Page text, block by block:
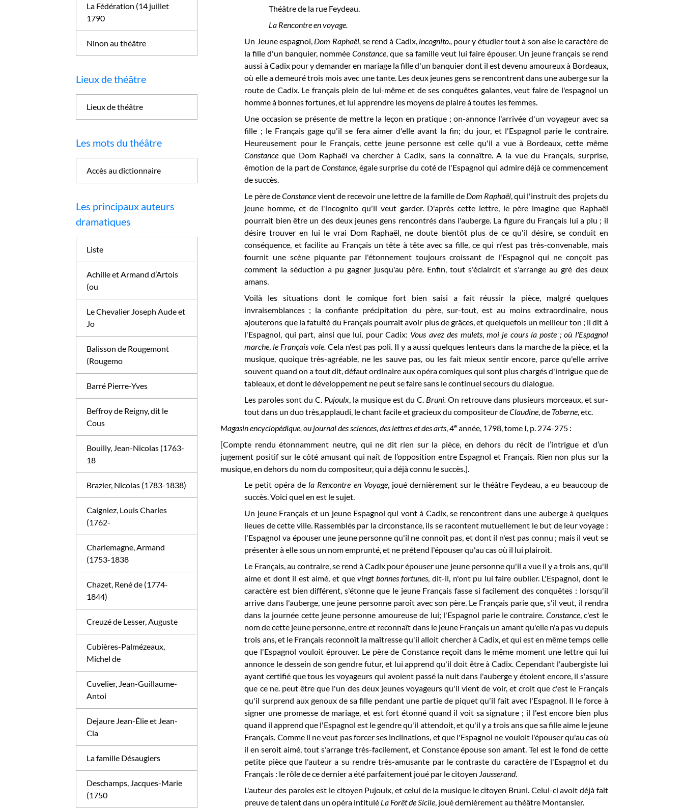
Théâtre de la rue Feydeau.
La Rencontre en voyage.
Un Jeune espagnol, Dom Raphaël,se rend à Cadix, incognito., pour y étudier tout à son aise le caractère de
la fille d'un banquier, nomméeConstance, que sa famille veut lui faire épouser. Un jeune français se rend
aussi à Cadix pour y demander en mariage la fille d'un banquier dont il est devenu amoureux à Bordeaux,
où elle a demeuré trois mois avec une tante. Les deux jeunes gens se rencontrent dans une auberge sur la
route de Cadix. Le français plein de lui-même et de ses conquêtes galantes, veut faire de l'espagnol un
homme à bonnes fortunes, et lui apprendre les moyens de plaire à toutes les femmes.
Une occasion se présente de mettre la leçon en pratique ; on-annonce l'arrivée d'un voyageur avec sa
fille ; le Français gage qu'il se fera aimer d'elle avant la fin; du jour, et l'Espagnol parie le contraire.
Heureusement pour le Français, cette jeune personne est celle qu'il a vue à Bordeaux, cette même
Constance que Dom Raphaël va chercher à Cadix, sans la connaître. A la vue du Français, surprise,
émotion de la part de Constance, égale surprise du coté de l'Espagnol qui admire déjà ce commencement
de succès.
Le père deConstancevient de recevoir une lettre de la famille de Dom Raphaël, qui l'instruit des projets du
jeune homme, et de l'incognito qu'il veut garder. D'après cette lettre, le père imagine que Raphaël
pourrait bien être un des deux jeunes gens rencontrés dans l'auberge. La figure du Français lui a plu ; il
désire trouver en lui le vrai Dom Raphaël, ne doute bientôt plus de ce qu'il désire, se conduit en
conséquence, et facilite au Français un tête à tête avec sa fille, ce qui n'est pas très-convenable, mais
fournit une scène piquante par l'étonnement toujours croissant de l'Espagnol qui ne conçoit pas
comment la séduction a pu gagner jusqu'au père. Enfin, tout s'éclaircit et s'arrange au gré des deux
amans.
Voilà les situations dont le comique fort bien saisi a fait réussir la pièce, malgré quelques
invraisemblances ; la confiante précipitation du père, sur-tout, est au moins extraordinaire, nous
ajouterons que la fatuité du Français pourrait avoir plus de grâces, et quelquefois un meilleur ton ; il dit à
l'Espagnol, qui part, ainsi que lui, pour Cadix: Vous avez des mulets, moi je cours la poste ; où l'Espagnol
marche le Français vole. Cela n'est pas poli. Il y a aussi quelques lenteurs dans la marche de la pièce, et la
musique, quoique très-agréable, ne les sauve pas, ou les fait mieux sentir encore, parce qu'elle arrive
souvent quand on a tout dit, défaut ordinaire aux opéra comiques qui sont plus chargés d'intrigue que de
tableaux, et dont le développement ne peut se faire sans le continuel secours du dialogue.
Les paroles sont du C. Pujoulx , la musique est du C. Bruni. On retrouve dans plusieurs morceaux, et sur-
tout dans un duo très,applaudi, le chant facile et gracieux du compositeur deClaudine , de Toberne , etc.
Magasin encyclopédique, ou journal des sciences, des lettres et des arts 4e année, 1798, tome I, p. 274-275 :
[Compte rendu étonnamment neutre, qui ne dit rien sur la pièce, en dehors du récit de l’intrigue et d’un
jugement positif sur le côté amusant qui naît de l’opposition entre Espagnol et Français. Rien non plus sur la
musique, en dehors du nom du compositeur, qui a déjà connu le succès.].
Le petit opéra dela Rencontre en Voyage, joué dernièrement sur le théâtre Feydeau, a eu beaucoup de
succès. Voici quel en est le sujet.
Un jeune Français et un jeune Espagnol qui vont à Cadix, se rencontrent dans une auberge à quelques
lieues de cette ville. Rassemblés par la circonstance, ils se racontent mutuellement le but de leur voyage :
l'Espagnol va épouser une jeune personne qu'il ne connoît pas, et dont il n'est pas connu ; mais il veut se
présenter à elle sous un nom emprunté, et ne prétend l'épouser qu'au cas où il lui plairoit.
Le Français, au contraire, se rend à Cadix pour épouser une jeune personne qu'il a vue il y a trois ans, qu'il
aime et dont il est aimé, et quevingt bonnes fortunes, dit-il, n'ont pu lui faire oublier. L'Espagnol, dont le
caractère est bien différent, s'étonne que le jeune Français fasse si facilement des conquêtes : lorsqu'il
arrive dans l'auberge, une jeune personne paroît avec son père. Le Français parie que, s'il veut, il rendra
dans la journée cette jeune personne amoureuse de lui; l'Espagnol parie le contraire. Constance, c'est le
nom de cette jeune personne, entre et reconnaît dans le jeune Français un amant qu'elle n'a pas vu depuis
trois ans, et le Français reconnoît la maîtresse qu'il alloit chercher à Cadix, et qui est en même temps celle
que l'Espagnol vouloit éprouver. Le père de Constance reçoit dans le même moment une lettre qui lui
annonce le dessein de son gendre futur, et lui apprend qu'il doit être à Cadix. Cependant l'aubergiste lui
ayant certifié que tous les voyageurs qui avoient passé la nuit dans l'auberge y étoient encore, il s'assure
que ce ne. peut être que l'un des deux jeunes voyageurs qu'il vient de voir, et croit que c'est le Français
qu'il surprend aux genoux de sa fille pendant une partie de piquet qu'il fait avec l'Espagnol. Il le force à
signer une promesse de mariage, et est fort étonné quand il voit sa signature ; il l'est encore bien plus
quand il apprend que l'Espagnol est le gendre qu'il attendoit, et qu'il y a trois ans que sa fille aime le jeune
Français. Comme il ne veut pas forcer ses inclinations, et que l'Espagnol ne vouloit l'épouser qu'au cas où
il en seroit aimé, tout s'arrange très-facilement, et Constance épouse son amant. Tel est le fond de cette
petite pièce que l'auteur a su rendre très-amusante par le contraste du caractère de l'Espagnol et du
Français : le rôle de ce dernier a été parfaitement joué par le citoyen Jausserand.
L'auteur des paroles est le citoyen Pujoulx, et celui de la musique le citoyen Bruni. Celui-ci avoit déjà fait
preuve de talent dans un opéra intitulé La Forêt de Sicile, joué dernièrement au théâtre Montansier.
La Fédération (14 juillet
1790
Ninon au théâtre
Lieux de théâtre
Lieux de théâtre
Les mots du théâtre
Accès au dictionnaire
Les principaux auteurs
dramatiques
Liste
Achille et Armand d’Artois
(ou
Le Chevalier Joseph Aude et
Jo
Balisson de Rougemont
(Rougemo
Barré Pierre-Yves
Beffroy de Reigny, dit le
Cous
Bouilly, Jean-Nicolas (1763-
18
Brazier, Nicolas (1783-1838)
Caigniez, Louis Charles
(1762-
Charlemagne, Armand
(1753-1838
Chazet, René de (1774-
1844)
Creuzé de Lesser, Auguste
Cubières-Palmézeaux,
Michel de
Cuvelier, Jean-Guillaume-
Antoi
Dejaure Jean-Élie et Jean-
Cla
La famille Désaugiers
Deschamps, Jacques-Marie
(1750